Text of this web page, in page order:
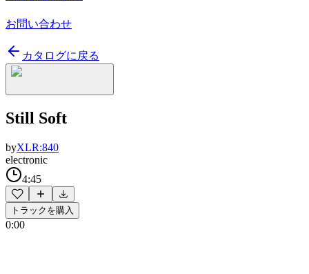
お問い合わせ
カタログに戻る
Still Soft
byXLR:840
electronic
4:45
トラックを購入
0:00